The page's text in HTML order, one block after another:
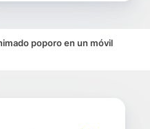
poporo en un móvil